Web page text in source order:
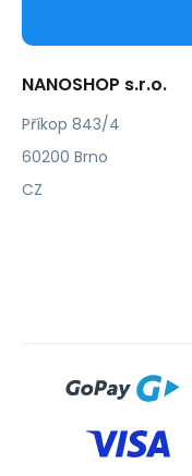
NANOSHOP s.r.o.
Příkop 843/4
60200 Brno
CZ